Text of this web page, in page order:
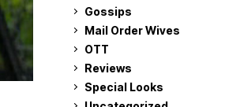
Gossips
Mail Order Wives
OTT
Reviews
Special Looks